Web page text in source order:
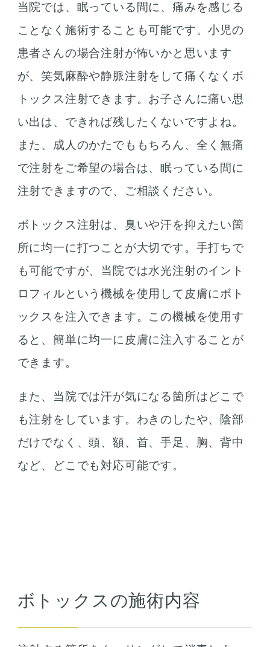
当院では、眠っている間に、痛みを感じる
ことなく施術することも可能です。小児の
患者さんの場合注射が怖いかと思います
が、笑気麻酔や静脈注射をして痛くなくボ
トックス注射できます。お子さんに痛い思
い出は、できれば残したくないですよね。
また、成人のかたでももちろん、全く無痛
で注射をご希望の場合は、眠っている間に
注射できますので、ご相談ください。
ボトックス注射は、臭いや汗を抑えたい箇
所に均一に打つことが大切です。手打ちで
も可能ですが、当院では水光注射のイント
ロフィルという機械を使用して皮膚にボト
ックスを注入できます。この機械を使用す
ると、簡単に均一に皮膚に注入することが
できます。
また、当院では汗が気になる箇所はどこで
も注射をしています。わきのしたや、陰部
だけでなく、頭、額、首、手足、胸、背中
など、どこでも対応可能です。
ボトックスの施術内容